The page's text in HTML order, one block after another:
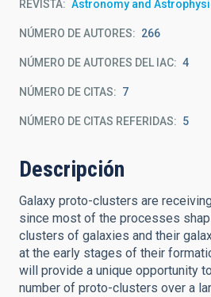
REVISTA Astronomy and
NÚMERO DE AUTORES 266
NÚMERO DE AUTORES DEL IAC 4
NÚMERO DE CITAS 7
NÚMERO DE CITAS REFERIDAS 5
Descripción
Galaxy proto-clusters are
since most of the processes
clusters of galaxies and their
at the early stages of their
will provide a unique opportunity
number of proto-clusters over a